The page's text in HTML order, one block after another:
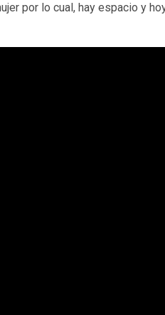
por lo cual, hay espacio y